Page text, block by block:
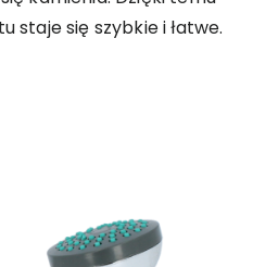
staje się szybkie i łatwe.